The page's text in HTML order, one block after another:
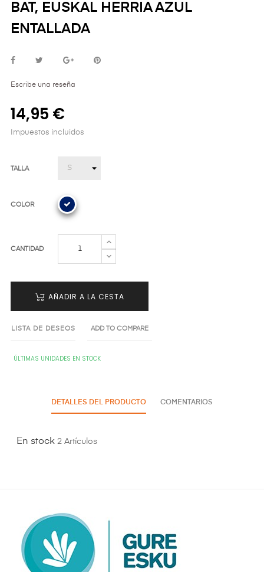
BAT, EUSKAL HERRIA AZUL
ENTALLADA
Escribe una reseña
14,95 €
Impuestos incluidos
TALLA
COLOR
CANTIDAD
AÑADIR A LA CESTA
LISTA DE DESEOS ADD TO COMPARE
ÚLTIMAS UNIDADES EN STOCK
DETALLES DEL PRODUCTO COMENTARIOS
En stock 2 Artículos